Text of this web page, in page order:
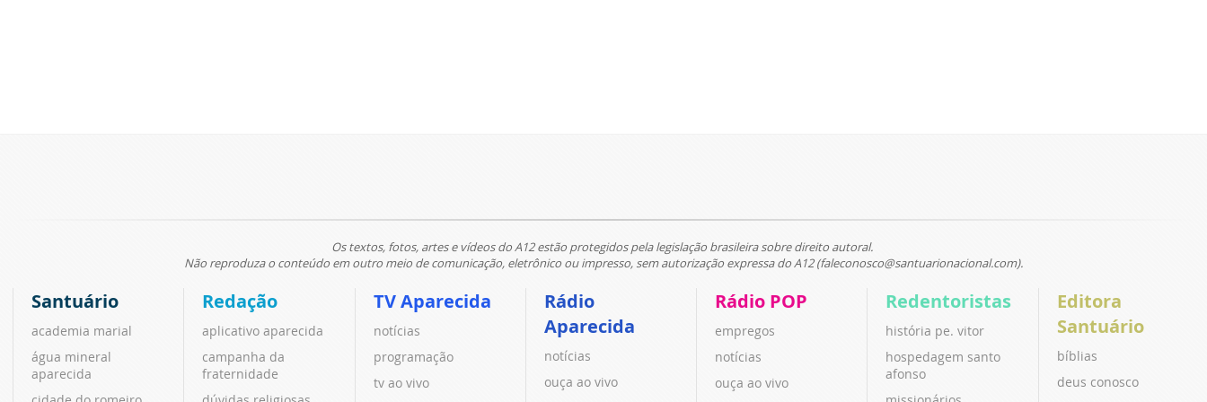
Os textos, fotos, artes e vídeos do A12 estão protegidos pela legislação brasileira sobre direito autoral.
Não reproduza o conteúdo em outro meio de comunicação, eletrônico ou impresso, sem autorização expressa do A12 (faleconosco@santuarionacional.com).
Santuário
academia marial
água mineral
aparecida
Redação
aplicativo aparecida
campanha da
fraternidade
TV Aparecida
notícias
programação
tv ao vivo
Rádio
Aparecida
notícias
ouça ao vivo
Rádio POP
empregos
notícias
ouça ao vivo
Redentoristas
história pe. vitor
hospedagem santo
afonso
Editora
Santuário
bíblias
deus conosco